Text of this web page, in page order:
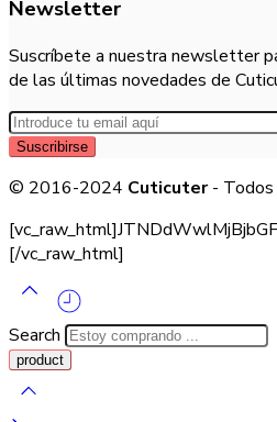
Newsletter
Suscríbete a nuestra newsletter
de las últimas novedades de
© 2016-2024 Cuticuter- Todos
[/vc_raw_html]
Search